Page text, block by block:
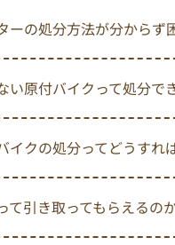
ーの処分方法が分から
い原付バイクって処分
イクの処分ってどうす
て引き取ってもらえるの